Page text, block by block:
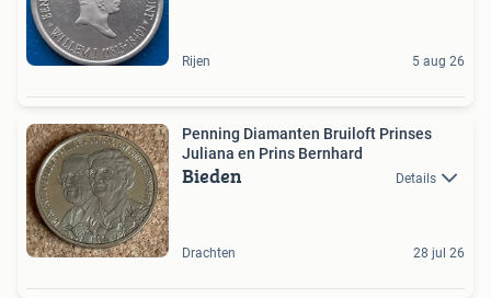
Rijen 5 aug 26
Penning Diamanten Bruiloft Prinses
Juliana en Prins Bernhard
Bieden Details
Drachten 28 jul 26